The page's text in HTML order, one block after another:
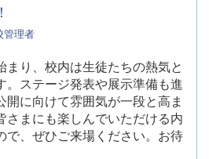
管理者
り、校内は生徒たちの熱気と
。ステージ発表や展示準備も進
に向けて雰囲気が一段と高ま
さまにも楽しんでいただける内
で、ぜひご来場ください。お待